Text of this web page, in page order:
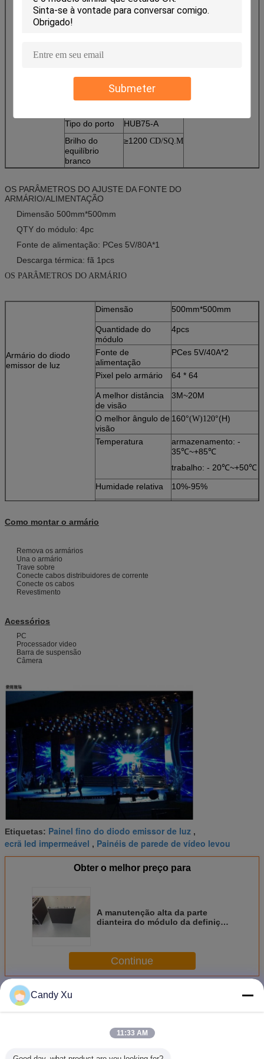
Submeter
Espessura do
módulo
13.07mm
Peso
Tipo de
movimentação
Movimentação
constante
Modo de
1/16
Tipo do porto
HUB75-A
Brilho do
equilíbrio
branco
≥1200 CD/SQ.M
OS PARÂMETROS DO AJUSTE DA FONTE DO
ARMÁRIO/ALIMENTAÇÃO
Dimensão 500mm*500mm
QTY do módulo: 4pc
Fonte de alimentação: PCes 5V/80A*1
Descarga térmica: fã 1pcs
OS PARÂMETROS DO ARMÁRIO
Armário do diodo
emissor de luz
Dimensão 500mm*500mm
Quantidade do
módulo
4pcs
Fonte de
alimentação
PCes 5V/40A*2
Pixel pelo armário 64 * 64
A melhor distância
de visão
3M~20M
O melhor ângulo de
visão
160°(W)120°(H)
Temperatura
armazenamento: -
35℃~+85℃
trabalho: - 20℃~+50℃
Humidade relativa
10%-95%
Como montar o armário
Remova os armários
Una o armário
Trave sobre
Conecte cabos distribuidores de corrente
Conecte os cabos
Revestimento
Acessórios
PC
Processador video
Barra de suspensão
Câmera
Etiquetas: Painel fino do diodo emissor de luz ,
ecrã led impermeável , Painéis de parede de vídeo levou
Obter o melhor preço para
A manutenção alta da parte
dianteira do módulo da definição
avdertising
Continue
Mais
Exposição de diodo emissor de luz dianteira da manutenção
Candy Xu
11:33 AM